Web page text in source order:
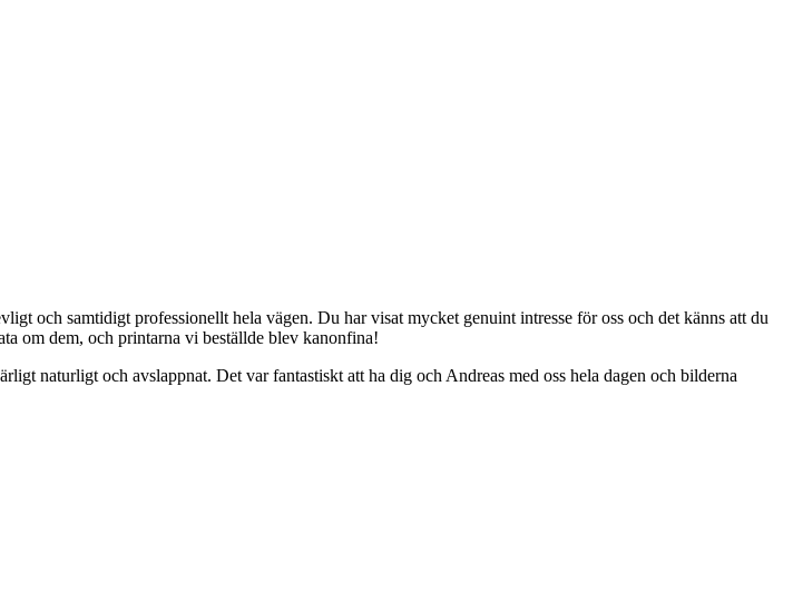
och samtidigt professionellt hela vägen. Du har visat mycket genuint intresse för oss och det känns att du
om dem, och printarna vi beställde blev kanonfina!
naturligt och avslappnat. Det var fantastiskt att ha dig och Andreas med oss hela dagen och bilderna